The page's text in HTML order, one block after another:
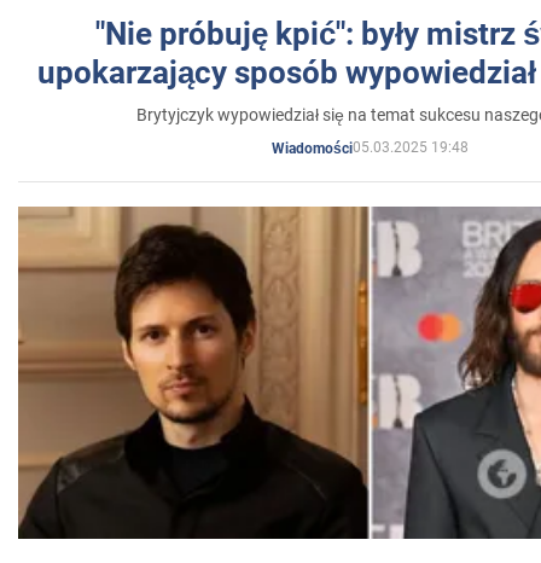
"Nie próbuję kpić": były mistrz
upokarzający sposób
Brytyjczyk wypowiedział się na temat sukcesu
Wiadomości05.03.2025 19:48